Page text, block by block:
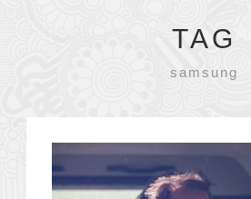
TAG
samsung